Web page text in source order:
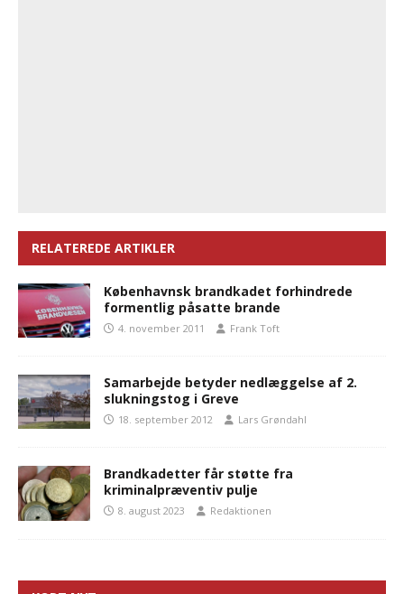
RELATEREDE ARTIKLER
Københavnsk brandkadet forhindrede
formentlig påsatte brande
4. november 2011 Frank Toft
Samarbejde betyder nedlæggelse af 2.
slukningstog i Greve
18. september 2012 Lars Grøndahl
Brandkadetter får støtte fra
kriminalpræventiv pulje
8. august 2023 Redaktionen